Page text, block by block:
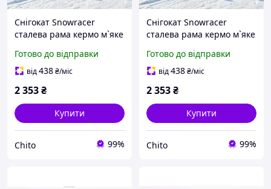
Снігокат Snowracer
сталева рама кермо м`яке
Готово до відправки
від438₴/міс
2 353₴
Купити
Chito 99%
Снігокат Snowracer
сталева рама кермо м`яке
бірюзовий
Готово до відправки
від438₴/міс
2 353₴
Купити
Chito 99%